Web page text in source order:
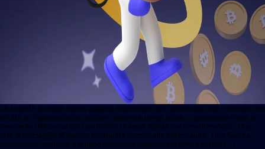
Le autorità europee hanno appena smantellato una sofisticata rete criminale che
sfrutta le criptovalute per riciclare denaro su larga scala. L'operazione rivela la
crescente diffusione dell'uso illecito di asset digitali nei circuiti mafiosi. Una
rete di riciclaggio di denaro strutturata attorno alle criptovalute Una “banca
clandestina” mafiosa: il gruppo altamente organizzato offriva servizi […]